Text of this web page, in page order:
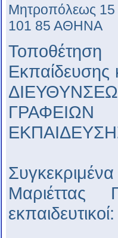
Μητροπόλεως 15
101 85 ΑΘΗΝΑ
Μαριέττας
εκπαιδευτικοί: